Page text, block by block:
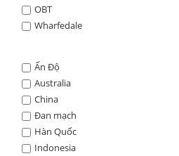
OBT
Wharfedale
Ấn Độ
Australia
China
Đan mạch
Hàn Quốc
Indonesia